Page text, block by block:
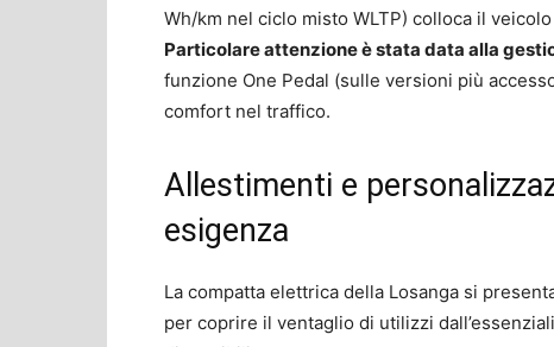
Wh/km nel ciclo misto WLTP) colloca il
Particolare attenzione è stata data alla
funzione One Pedal (sulle versioni più
comfort nel traffico.
Allestimenti e
esigenza
La compatta elettrica della Losanga si
per coprire il ventaglio di utilizzi